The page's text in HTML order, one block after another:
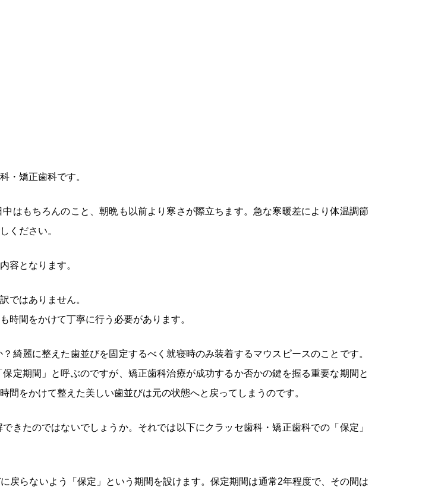
・矯正歯科です。
はもちろんのこと、朝晩も以前より寒さが際立ちます。急な寒暖差により体温調節
ください。
容となります。
ではありません。
時間をかけて丁寧に行う必要があります。
綺麗に整えた歯並びを固定するべく就寝時のみ装着するマウスピースのことです。
定期間」と呼ぶのですが、矯正歯科治療が成功するか否かの鍵を握る重要な期間と
をかけて整えた美しい歯並びは元の状態へと戻ってしまうのです。
きたのではないでしょうか。それでは以下にクラッセ歯科・矯正歯科での「保定」
戻らないよう「保定」という期間を設けます。保定期間は通常2年程度で、その間は